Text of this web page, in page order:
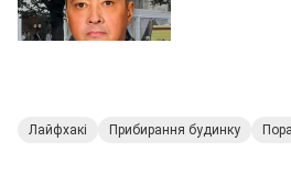
Лайфхакі Прибирання будинку